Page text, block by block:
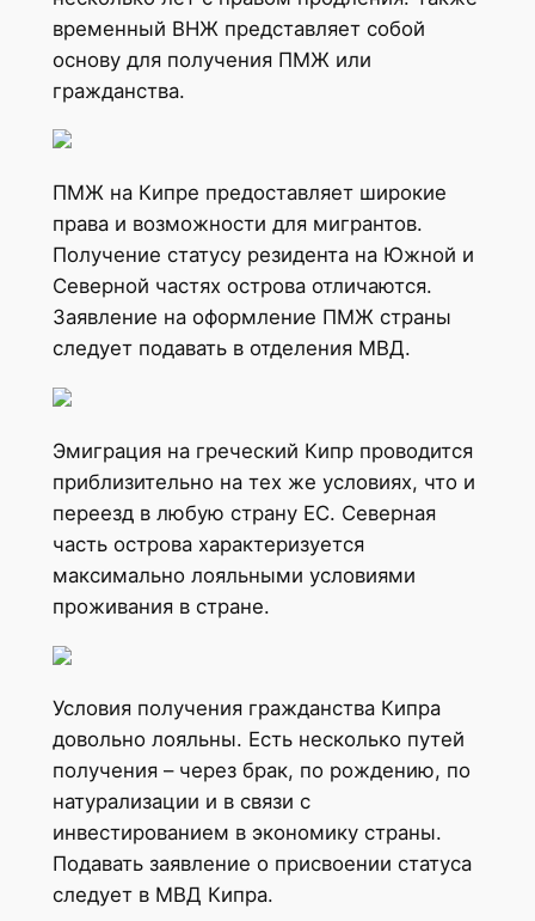
временный ВНЖ представляет собой
основу для получения ПМЖ или
гражданства.
ПМЖ на Кипре предоставляет широкие
права и возможности для мигрантов.
Получение статусу резидента на Южной и
Северной частях острова отличаются.
Заявление на оформление ПМЖ страны
следует подавать в отделения МВД.
Эмиграция на греческий Кипр проводится
приблизительно на тех же условиях, что и
переезд в любую страну ЕС. Северная
часть острова характеризуется
максимально лояльными условиями
проживания в стране.
Условия получения гражданства Кипра
довольно лояльны. Есть несколько путей
получения – через брак, по рождению, по
натурализации и в связи с
инвестированием в экономику страны.
Подавать заявление о присвоении статуса
следует в МВД Кипра.